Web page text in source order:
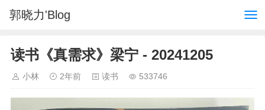
郭晓力'Blog
读书《真需求》梁宁 - 20241205
小林 2年前 读书 533746